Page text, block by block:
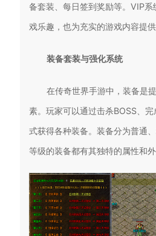
备套装、每日签到奖励等。VIP
戏乐趣，也为充实的游戏内容提供
装备套装与强化系统
在传奇世界手游中，装备是
素。玩家可以通过击杀BOSS、
式获得各种装备。装备分为普通
等级的装备都有其独特的属性和外